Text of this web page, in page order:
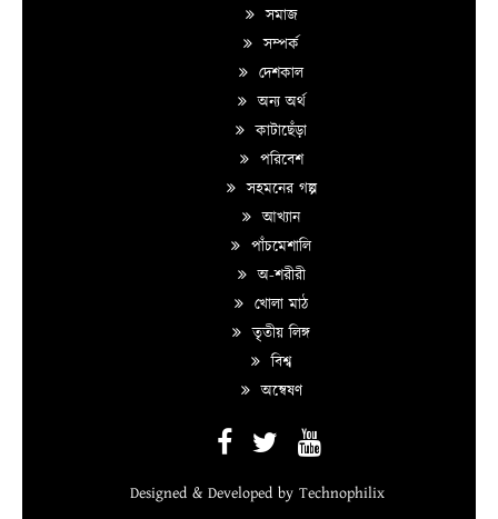
সমাজ
সম্পর্ক
দেশকাল
অন্য অর্থ
কাটাছেঁড়া
পরিবেশ
সহমনের গল্প
আখ্যান
পাঁচমেশালি
অ-শরীরী
খোলা মাঠ
তৃতীয় লিঙ্গ
বিশ্ব
অন্বেষণ
Designed & Developed by Technophilix